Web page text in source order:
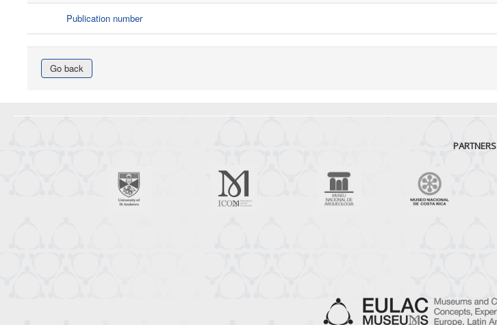
Publication number
Go back
PARTNERS